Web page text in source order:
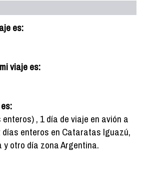
es:
viaje es:
, 1 día de viaje en avión a
enteros en Cataratas Iguazú,
otro día zona Argentina.